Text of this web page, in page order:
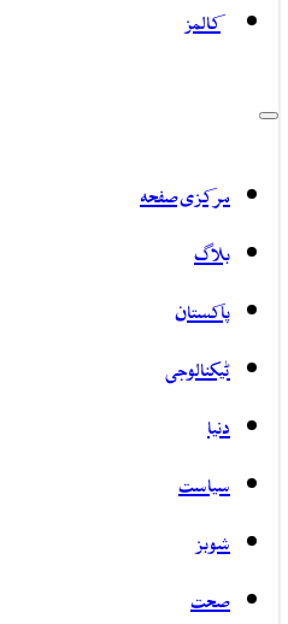
کالمز
مرکزی صفحہ
بلاگ
پاکستان
ٹیکنالوجی
دنیا
سیاست
شوبز
صحت